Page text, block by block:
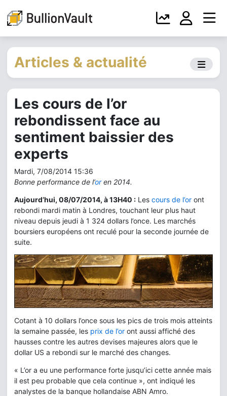
Articles & actualité
Les cours de l’or
rebondissent face au
sentiment baissier des
experts
Mardi, 7/08/2014 15:36
Bonne performance de l’oren 2014.
Aujourd’hui, 08/07/2014, à13H40 : Les cours de l’or ont
rebondi mardi matin à Londres, touchant leur plus haut
niveau depuis jeudi à 1 324 dollars l’once. Les marchés
boursiers européens ont reculé pour la seconde journée de
suite.
Cotant à 10 dollars l’once sous les pics de trois mois atteints
la semaine passée, les prix de l’or ont aussi affiché des
hausses contre les autres devises majeures alors que le
dollar US a rebondi sur le marché des changes.
« L’or a eu une performance forte jusqu’ici cette année mais
il est peu probable que cela continue », ont indiqué les
analystes de la banque hollandaise ABN Amro.